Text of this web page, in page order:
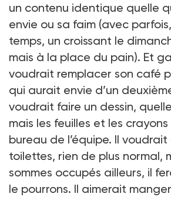
un contenu identique quelle
envie ou sa faim (avec
temps, un croissant le
mais à la place du pain). Et
voudrait remplacer son café
qui aurait envie d’un
voudrait faire un dessin,
mais les feuilles et les
bureau de l’équipe. Il
toilettes, rien de plus normal,
sommes occupés ailleurs, il
le pourrons. Il aimerait